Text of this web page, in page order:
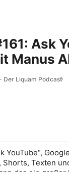
Ask
Manus
Der Liquam Podcast
YouTube“,
Shorts, Texten